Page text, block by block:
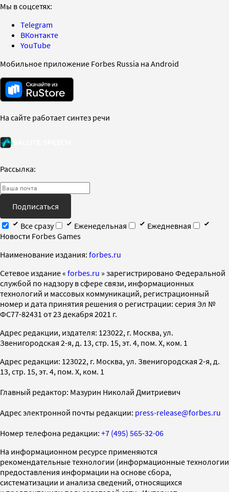
Мы в соцсетях:
Telegram
ВКонтакте
YouTube
Мобильное приложение Forbes Russia на Android
На сайте работает синтез речи
Рассылка:
Подписаться
Все сразу
Еженедельная
Ежедневная
Новости Forbes Games
Наименование издания: forbes.ru
Cетевое издание « forbes.ru » зарегистрировано Федеральной
службой по надзору в сфере связи, информационных
технологий и массовых коммуникаций, регистрационный
номер и дата принятия решения о регистрации: серия Эл №
ФС77-82431 от 23 декабря 2021 г.
Адрес редакции, издателя: 123022, г. Москва, ул.
Звенигородская 2-я, д. 13, стр. 15, эт. 4, пом. X, ком. 1
Адрес редакции: 123022, г. Москва, ул. Звенигородская 2-я, д.
13, стр. 15, эт. 4, пом. X, ком. 1
Главный редактор: Мазурин Николай Дмитриевич
Адрес электронной почты редакции: press-release@forbes.ru
Номер телефона редакции: +7 (495) 565-32-06
На информационном ресурсе применяются
рекомендательные технологии (информационные технологии
предоставления информации на основе сбора,
систематизации и анализа сведений, относящихся